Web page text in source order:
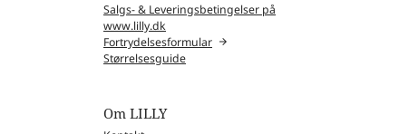
Salgs- & Leveringsbetingelser på
www.lilly.dk
Fortrydelsesformular
Størrelsesguide
Om LILLY